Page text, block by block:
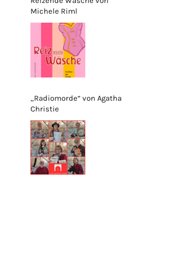
Michele Riml
„Radiomorde“ von Agatha
Christie